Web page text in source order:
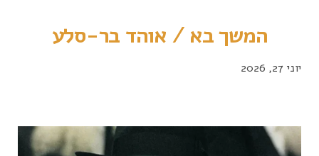
המשך בא / אוהד בר-סלע
יוני 27, 2026